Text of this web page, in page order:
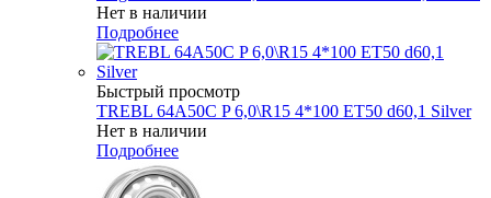
Нет в наличии
Подробнее
Быстрый просмотр
TREBL 64A50C P 6,0\R15 4*100 ET50 d60,1 Silver
Нет в наличии
Подробнее